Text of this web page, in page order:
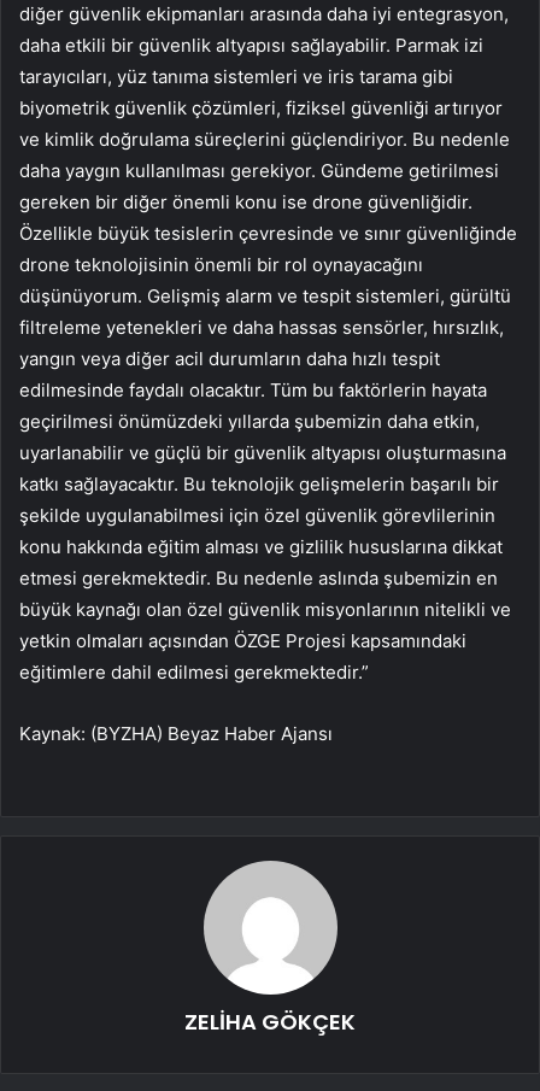
diğer güvenlik ekipmanları arasında daha iyi entegrasyon,
daha etkili bir güvenlik altyapısı sağlayabilir. Parmak izi
tarayıcıları, yüz tanıma sistemleri ve iris tarama gibi
biyometrik güvenlik çözümleri, fiziksel güvenliği artırıyor
ve kimlik doğrulama süreçlerini güçlendiriyor. Bu nedenle
daha yaygın kullanılması gerekiyor. Gündeme getirilmesi
gereken bir diğer önemli konu ise drone güvenliğidir.
Özellikle büyük tesislerin çevresinde ve sınır güvenliğinde
drone teknolojisinin önemli bir rol oynayacağını
düşünüyorum. Gelişmiş alarm ve tespit sistemleri, gürültü
filtreleme yetenekleri ve daha hassas sensörler, hırsızlık,
yangın veya diğer acil durumların daha hızlı tespit
edilmesinde faydalı olacaktır. Tüm bu faktörlerin hayata
geçirilmesi önümüzdeki yıllarda şubemizin daha etkin,
uyarlanabilir ve güçlü bir güvenlik altyapısı oluşturmasına
katkı sağlayacaktır. Bu teknolojik gelişmelerin başarılı bir
şekilde uygulanabilmesi için özel güvenlik görevlilerinin
konu hakkında eğitim alması ve gizlilik hususlarına dikkat
etmesi gerekmektedir. Bu nedenle aslında şubemizin en
büyük kaynağı olan özel güvenlik misyonlarının nitelikli ve
yetkin olmaları açısından ÖZGE Projesi kapsamındaki
eğitimlere dahil edilmesi gerekmektedir.”
Kaynak: (BYZHA) Beyaz Haber Ajansı
ZELİHA GÖKÇEK